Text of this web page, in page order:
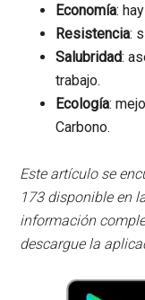
Economía:
Resistencia:
Salubridad:
trabajo.
Ecología:
Carbono.
Este artículo se
173 disponible en
información
descargue la